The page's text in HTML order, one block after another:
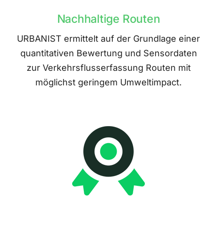
Nachhaltige Routen
URBANIST ermittelt auf der Grundlage einer
quantitativen Bewertung und Sensordaten
zur Verkehrsflusserfassung Routen mit
möglichst geringem Umweltimpact.